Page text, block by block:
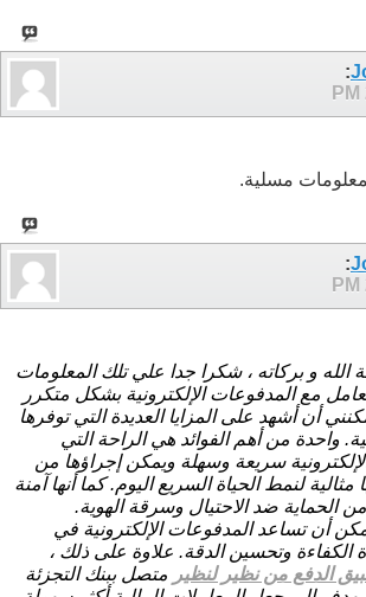
مسلية.
الله و بركاته ، شكرا جدا علي تلك المعلومات
مع المدفوعات الإلكترونية بشكل متكرر
أن أشهد على المزايا العديدة التي توفرها
واحدة من أهم الفوائد هي الراحة التي
سريعة وسهلة ويمكن إجراؤها من
لنمط الحياة السريع اليوم. كما أنها آمنة
الحماية ضد الاحتيال وسرقة الهوية.
أن تساعد المدفوعات الإلكترونية في
الكفاءة وتحسين الدقة. علاوة على ذلك ،
الدفع من نظير لنظير متصل ببنك التجزئة